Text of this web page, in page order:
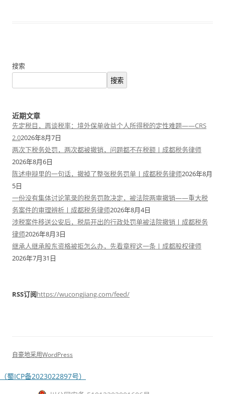
搜索
搜索
近期文章
先定税目，再谈税率：境外保单收益个人所得税的定性难题——CRS
2.02026年8月7日
两次下税务处罚，两次都被撤销，问题都不在税额丨成都税务律师
2026年8月6日
陈述申辩里的一句话，撤掉了整张税务罚单丨成都税务律师2026年8月
5日
一份没有集体讨论笔录的税务罚款决定，被法院两审撤销——重大税
务案件的审理辨析丨成都税务律师2026年8月4日
涉税案件移送公安后，税局开出的行政处罚单被法院撤销丨成都税务
律师2026年8月3日
继承人继承股东资格被拒怎么办，先看章程这一条丨成都股权律师
2026年7月31日
RSS订阅https://wucongjiang.com/feed/
自豪地采用WordPress
（蜀ICP备2023022897号）